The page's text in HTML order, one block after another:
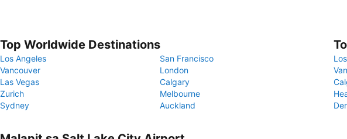
Top Worldwide Destinations
Los Angeles
San Francisco
Vancouver
London
Las Vegas
Calgary
Zurich
Melbourne
Sydney
Auckland